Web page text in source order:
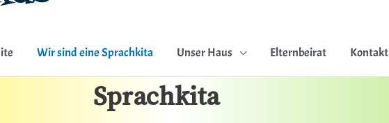
Wir sind eine Sprachkita Unser Haus Elternbeirat Kontakt
Sprachkita